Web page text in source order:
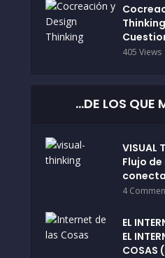
405 Views
…DE LOS QUE
VISUAL
Flujo
4
EL
EL
COSAS